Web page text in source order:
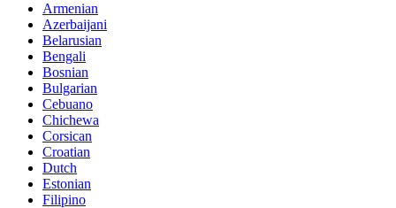
Armenian
Azerbaijani
Belarusian
Bengali
Bosnian
Bulgarian
Cebuano
Chichewa
Corsican
Croatian
Dutch
Estonian
Filipino